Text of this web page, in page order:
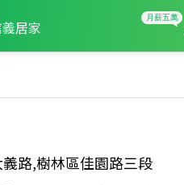
居家
路,樹林區佳園路三段